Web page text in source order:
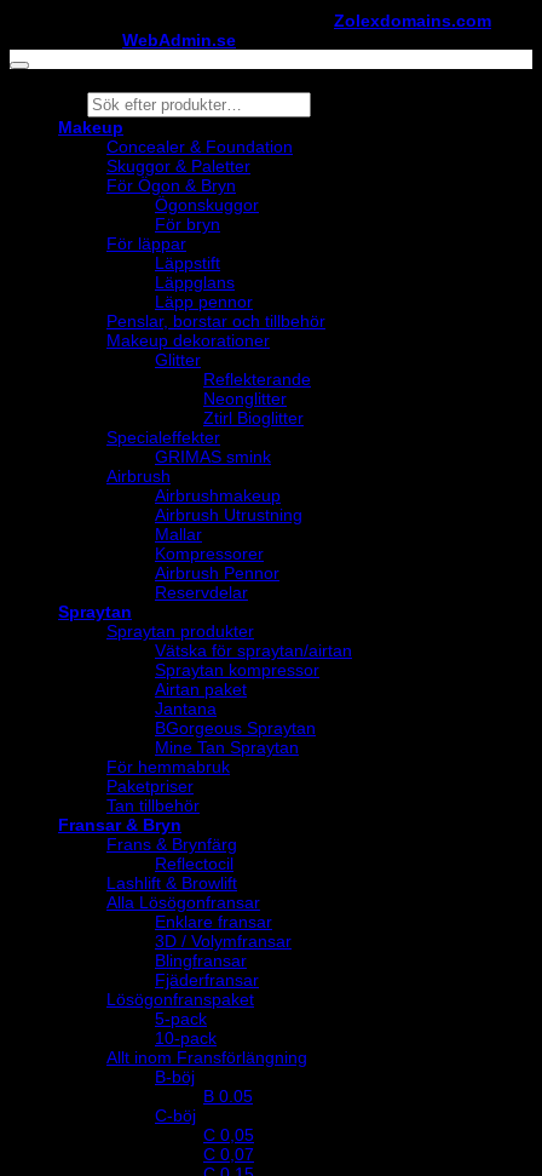
Zolexdomains.com
WebAdmin.se
Products
search
Makeup
Concealer & Foundation
Skuggor & Paletter
För Ögon & Bryn
Ögonskuggor
För bryn
För läppar
Läppstift
Läppglans
Läpp pennor
Penslar, borstar och tillbehör
Makeup dekorationer
Glitter
Reflekterande
Neonglitter
Ztirl Bioglitter
Specialeffekter
GRIMAS smink
Airbrush
Airbrushmakeup
Airbrush Utrustning
Mallar
Kompressorer
Airbrush Pennor
Reservdelar
Spraytan
Spraytan produkter
Vätska för spraytan/airtan
Spraytan kompressor
Airtan paket
Jantana
BGorgeous Spraytan
Mine Tan Spraytan
För hemmabruk
Paketpriser
Tan tillbehör
Fransar & Bryn
Frans & Brynfärg
Reflectocil
Lashlift & Browlift
Alla Lösögonfransar
Enklare fransar
3D / Volymfransar
Blingfransar
Fjäderfransar
Lösögonfranspaket
5-pack
10-pack
Allt inom Fransförlängning
B-böj
B 0.05
C-böj
C 0,05
C 0,07